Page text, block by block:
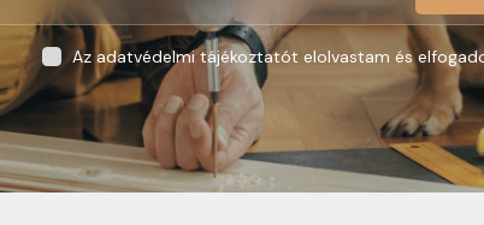
Az adatvédelmi tájékoztatót elolvastam és